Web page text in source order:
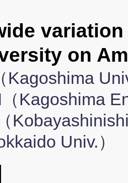
on
Kagoshima
Kagoshima
Univ.）